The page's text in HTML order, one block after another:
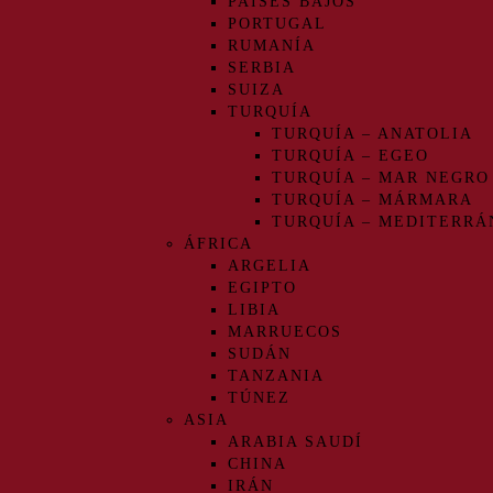
PORTUGAL
RUMANÍA
SERBIA
SUIZA
TURQUÍA
TURQUÍA – ANATOLIA
TURQUÍA – EGEO
TURQUÍA – MAR NEGRO
TURQUÍA – MÁRMARA
TURQUÍA –
ÁFRICA
ARGELIA
EGIPTO
LIBIA
MARRUECOS
SUDÁN
TANZANIA
TÚNEZ
ASIA
ARABIA SAUDÍ
CHINA
IRÁN